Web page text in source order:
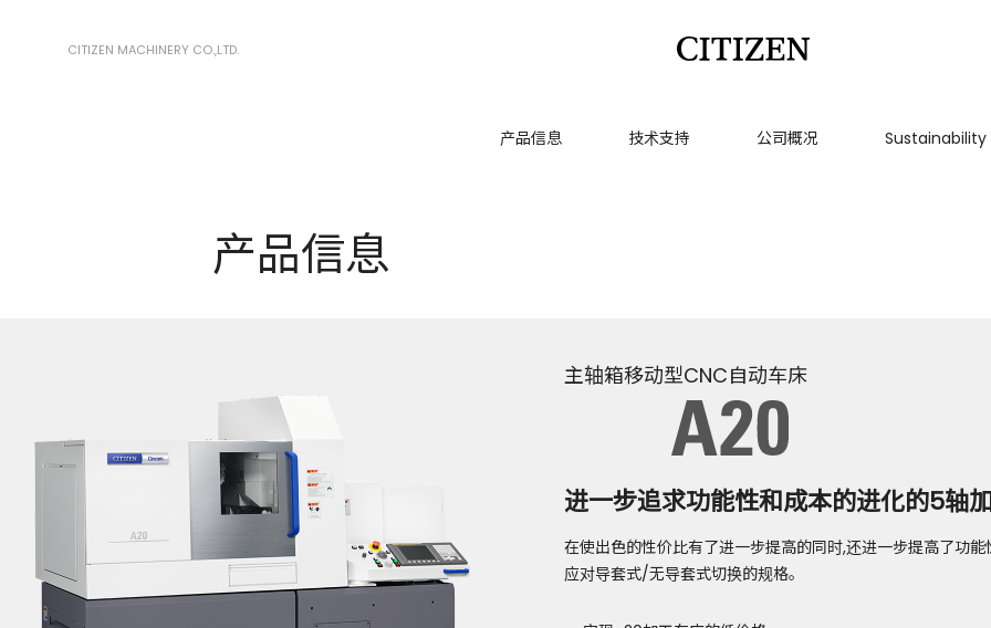
CITIZEN MACHINERY CO.,LTD.
产品信息 技术支持 公司概况 Sustainability
产品信息
主轴箱移动型CNC自动车床
进一步追求功能性和成本的进化的5轴
在使出色的性价比有了进一步提高的同时,还进一步提高了功能
应对导套式/无导套式切换的规格。